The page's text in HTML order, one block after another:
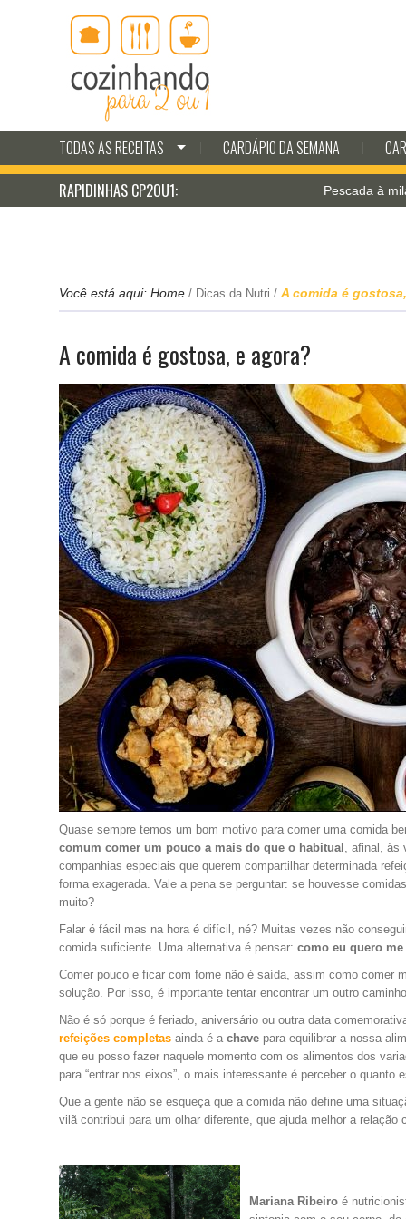
TODAS AS RECEITAS CARDÁPIO DA SEMANA
RAPIDINHAS CP2OU1:
Pescada à
Você está aqui: Home / Dicas da Nutri / A comida é
A comida é gostosa, e agora?
Quase sempre temos um bom motivo para comer uma comida
comum comer um pouco a mais do que o habitual , afinal, às
companhias especiais que querem compartilhar determinada
forma exagerada. Vale a pena se perguntar: se houvesse
muito?
Falar é fácil mas na hora é difícil, né? Muitas vezes não
comida suficiente. Uma alternativa é pensar: como eu quero
Comer pouco e ficar com fome não é saída, assim como comer
solução. Por isso, é importante tentar encontrar um outro
Não é só porque é feriado, aniversário ou outra data
refeições completas ainda é a chave para equilibrar a nossa
que eu posso fazer naquele momento com os alimentos dos
para “entrar nos eixos”, o mais interessante é perceber o quanto
Que a gente não se esqueça que a comida não define uma
vilã contribui para um olhar diferente, que ajuda melhor a relação
Mariana Ribeiro é